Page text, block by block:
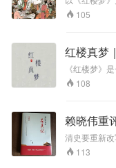
范畴，深度
105
红楼真梦
大名著
《红楼梦》
中国封建社
者。其作者
致，取得了
焉”的特殊笔
说久而遂多。
丰富深刻的
术界产生了
108
赖晓伟重
清史要重新改
史书。 其实
的神瑛侍者
113